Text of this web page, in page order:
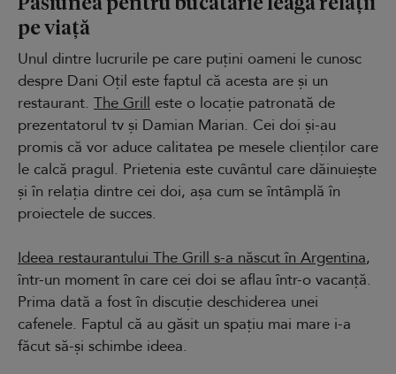
pe viață
Unul dintre lucrurile pe care puțini oameni le cunosc
despre Dani Oțil este faptul că acesta are și un
restaurant. The Grill este o locație patronată de
prezentatorul tv și Damian Marian. Cei doi și-au
promis că vor aduce calitatea pe mesele clienților care
le calcă pragul. Prietenia este cuvântul care dăinuiește
și în relația dintre cei doi, așa cum se întâmplă în
proiectele de succes.
Ideea restaurantului The Grill s-a născut în Argentina,
într-un moment în care cei doi se aflau într-o vacanță.
Prima dată a fost în discuție deschiderea unei
cafenele. Faptul că au găsit un spațiu mai mare i-a
făcut să-și schimbe ideea.